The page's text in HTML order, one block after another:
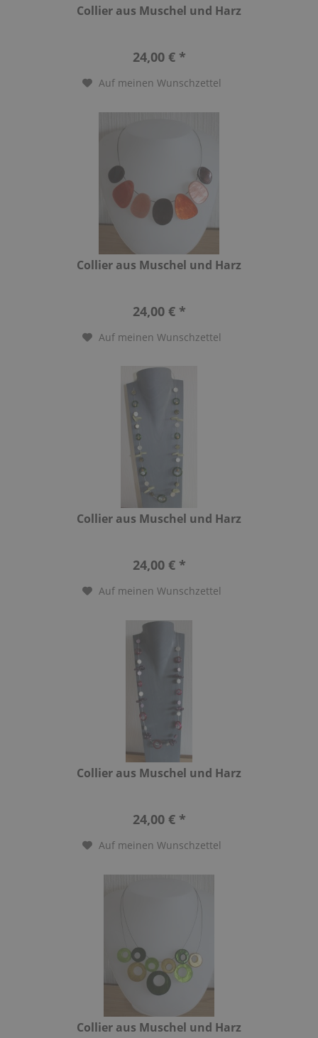
Collier aus Muschel und Harz
24,00 € *
Auf meinen Wunschzettel
Collier aus Muschel und Harz
24,00 € *
Auf meinen Wunschzettel
Collier aus Muschel und Harz
24,00 € *
Auf meinen Wunschzettel
Collier aus Muschel und Harz
24,00 € *
Auf meinen Wunschzettel
Collier aus Muschel und Harz